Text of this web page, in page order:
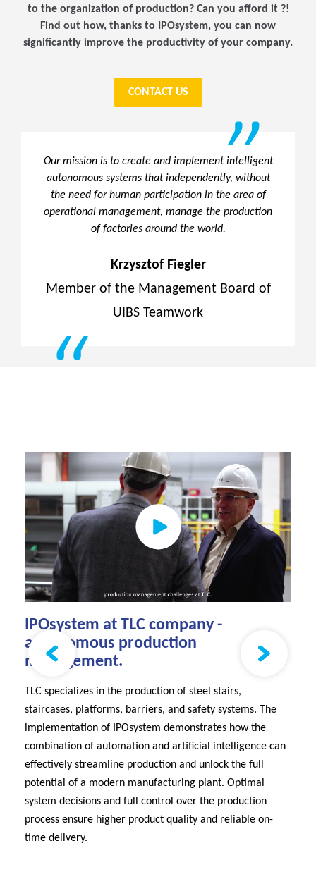
to the organization of production? Can you afford it ?!
Find out how, thanks to IPOsystem, you can now
significantly improve the productivity of your company.
CONTACT US
Our mission is to create and implement intelligent
autonomous systems that independently, without
the need for human participation in the area of
operational management, manage the production
of factories around the world.
Krzysztof Fiegler
Member of the Management Board of
UIBS Teamwork
IPOsystem at TLC company -
autonomous production
management.
TLC specializes in the production of steel stairs,
staircases, platforms, barriers, and safety systems. The
implementation of IPOsystem demonstrates how the
combination of automation and artificial intelligence can
effectively streamline production and unlock the full
potential of a modern manufacturing plant. Optimal
system decisions and full control over the production
process ensure higher product quality and reliable on-
time delivery.